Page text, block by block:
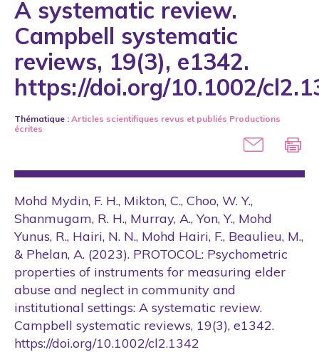
2005
2006
2007
2008
2012
2013
2014
2015
2016
2017
2018
A. Nobels
A. Pislaru
A. Riendeau
A. Rondeau-Leclaire
A. Sévigny
A. Veil
A. Warren
A.E. Ermer
A.F. De Oliveira Batista
A.M. Hammouri
A.P. DePrince
A systematic review.
Campbell systematic
reviews, 19(3), e1342.
https://doi.org/10.1002/
Thématique : Articles scientifiques revus et publiés Productions
écrites
Mohd Mydin, F. H., Mikton, C., Choo, W. Y.,
Shanmugam, R. H., Murray, A., Yon, Y., Mohd
Yunus, R., Hairi, N. N., Mohd Hairi, F., Beaulieu, M.,
& Phelan, A. (2023). PROTOCOL: Psychometric
properties of instruments for measuring elder
abuse and neglect in community and
institutional settings: A systematic review.
Campbell systematic reviews, 19(3), e1342.
https://doi.org/10.1002/cl2.1342